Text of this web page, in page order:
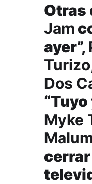
Otras
Jam
ayer”,
Dos
“Tuyo
Myke